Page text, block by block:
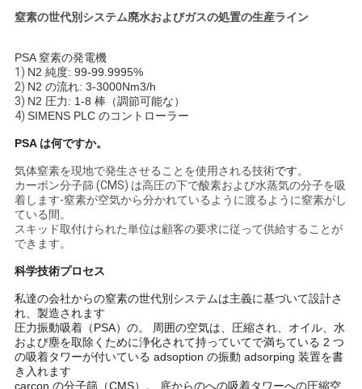
わ
せ
ニ
ュ
ー
ス
事
件
引
金
窒素の世代別システム廃水およびガスの処置の生産ライン
PSA 窒素の発電機
1) N2 純度: 99-99.9995%
2) N2 の流れ: 3-3000Nm3/h
3) N2 圧力: 1-8 棒（調節可能な）
4) SIMENS PLC のコントローラー
PSA は何ですか。
気体窒素を現地で発生させることを使用される技術です。
カーボン分子篩 (CMS) は高圧の下で酸素および水蒸気の分子を吸
着します-窒素が空気から分かれているように渡るように窒素がし
ている間。
スキッド取付けられた単位は顧客の要求に従って供給することが
できます。
科学技術プロセス
私達の会社からの窒素の世代別システムは主義に基づいて設計さ
れ、製造されます
圧力振動吸着（PSA）の。 周囲の空気は、圧縮され、オイル、水
および塵を取除くために浄化されて持っていてで満ちている 2 つ
の吸着タワーが付いている adsoption の振動 adsorping 装置を書
き入れます
carcon の分子篩（CMS）。 底からのへの吸着タワーへの圧縮空